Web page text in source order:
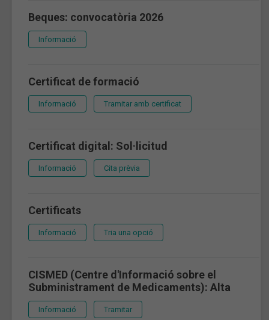
Beques: convocatòria 2026
Informació
Certificat de formació
Informació Tramitar amb certificat
Certificat digital: Sol·licitud
Informació Cita prèvia
Certificats
Informació Tria una opció
CISMED (Centre d'Informació sobre el
Subministrament de Medicaments): Alta
Informació Tramitar